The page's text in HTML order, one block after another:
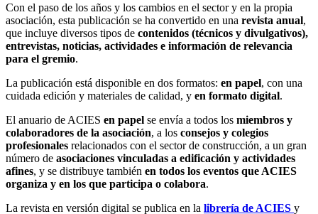
Con el paso de los años y los cambios en el sector y en la propia
asociación, esta publicación se ha convertido en una revista anual,
que incluye diversos tipos de contenidos (técnicos y divulgativos),
entrevistas, noticias, actividades e información de relevancia
para el gremio.
La publicación está disponible en dos formatos: en papel, con una
cuidada edición y materiales de calidad, y en formato digital.
El anuario de ACIES en papel se envía a todos los miembros y
colaboradores de la asociación, a los consejos y colegios
profesionales relacionados con el sector de construcción, a un gran
número de asociaciones vinculadas a edificación y actividades
afines, y se distribuye también en todos los eventos que ACIES
organiza y en los que participa o colabora.
La revista en versión digital se publica en la librería de ACIES y